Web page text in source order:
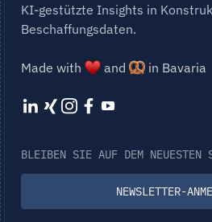
KI-gestützte Insights in
Beschaffungsdaten.
Made with and in Bavaria
BLEIBEN SIE AUF DEM NEUESTEN
NEWSLETTER-